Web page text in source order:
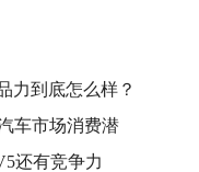
力到底怎么样？
车市场消费潜
还有竞争力